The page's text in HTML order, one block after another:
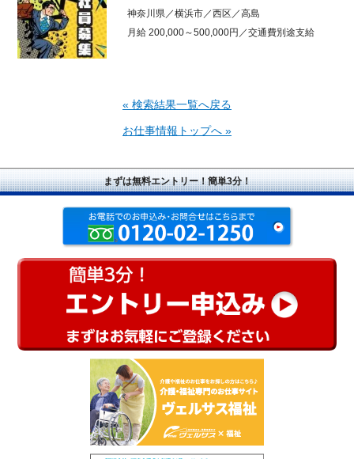
神奈川県／横浜市／西区／高島
月給 200,000～500,000円／交通費別途支給
« 検索結果一覧へ戻る
お仕事情報トップへ »
まずは無料エントリー！簡単3分！